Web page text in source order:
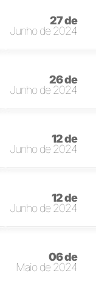
27 de
Junho de 2024
26 de
Junho de 2024
12 de
Junho de 2024
12 de
Junho de 2024
06 de
Maio de 2024